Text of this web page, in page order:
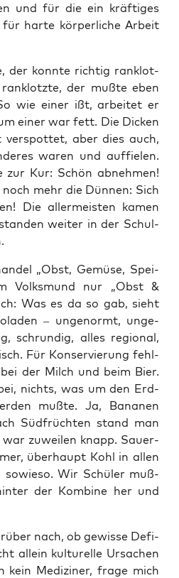
und für die ein kräf­ti­ges
für har­te kör­per­li­che Arbeit
der konn­te rich­tig ran­klot­
der muß­te eben
wie einer ißt, arbei­tet er
einer war fett. Die Dicken
aber dies auch,
waren und auf­fie­len.
Kur: Schön abneh­men!
mehr die Dün­nen: Sich
Die aller­meis­ten kamen
wei­ter in der Schul­
„Obst, Gemü­se, Spei­
Volks­mund nur „Obst &
Was es da so gab, sieht
– unge­normt, unge­
schrun­dig, alles regio­nal,
Für Kon­ser­vie­rung fehl­
der Milch und beim Bier.
nichts, was um den Erd­
muß­te. Ja, Bana­nen
Süd­früch­ten stand man
zuwei­len knapp. Sau­er­
über­haupt Kohl in allen
Wir Schü­ler muß­
der Kom­bi­ne her und
nach, ob gewis­se Defi­
allein kul­tu­rel­le Ursa­chen
kein Medi­zi­ner, fra­ge mich